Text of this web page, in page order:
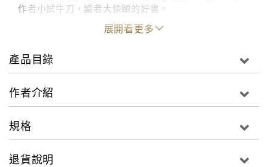
作者小試牛刀，讀者大快頤的好書。
展開看更多
產品目錄
作者介紹
規格
退貨說明